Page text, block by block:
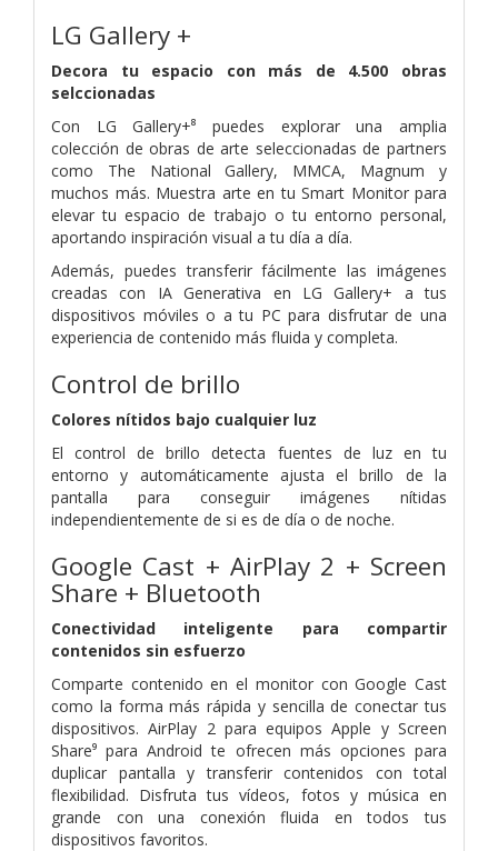
LG Gallery +
Decora tu espacio con más de 4.500 obras
selccionadas
Con LG Gallery+⁸ puedes explorar una amplia
colección de obras de arte seleccionadas de partners
como The National Gallery, MMCA, Magnum y
muchos más. Muestra arte en tu Smart Monitor para
elevar tu espacio de trabajo o tu entorno personal,
aportando inspiración visual a tu día a día.
Además, puedes transferir fácilmente las imágenes
creadas con IA Generativa en LG Gallery+ a tus
dispositivos móviles o a tu PC para disfrutar de una
experiencia de contenido más fluida y completa.
Control de brillo
Colores nítidos bajo cualquier luz
El control de brillo detecta fuentes de luz en tu
entorno y automáticamente ajusta el brillo de la
pantalla para conseguir imágenes nítidas
independientemente de si es de día o de noche.
Google Cast + AirPlay 2 + Screen
Share + Bluetooth
Conectividad inteligente para compartir
contenidos sin esfuerzo
Comparte contenido en el monitor con Google Cast
como la forma más rápida y sencilla de conectar tus
dispositivos. AirPlay 2 para equipos Apple y Screen
Share⁹ para Android te ofrecen más opciones para
duplicar pantalla y transferir contenidos con total
flexibilidad. Disfruta tus vídeos, fotos y música en
grande con una conexión fluida en todos tus
dispositivos favoritos.